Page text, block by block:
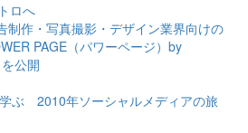
ロへ
制作・写真撮影・デザイン業界向けの
PAGE（パワーページ）by
公開
ぶ 2010年ソーシャルメディアの旅